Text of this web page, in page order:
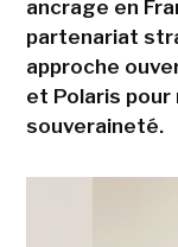
ancrage en
partenariat
approche
et Polaris pour
souveraineté.